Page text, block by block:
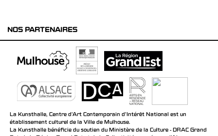
NOS PARTENAIRES
La Kunsthalle, Centre d’Art Contemporain d’Intérêt National est un
établissement culturel de la Ville de Mulhouse.
La Kunsthalle bénéficie du soutien du Ministère de la Culture - DRAC Grand